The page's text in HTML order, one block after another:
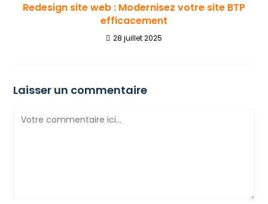
Redesign site web : Modernisez votre site BTP
efficacement
28 juillet 2025
Laisser un commentaire